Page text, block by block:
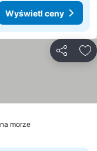
Wyświetl ceny
morze